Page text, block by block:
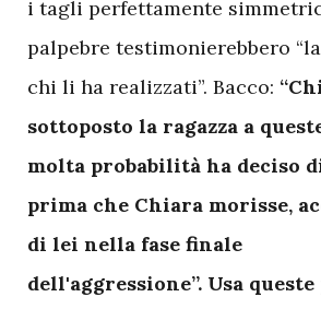
i tagli perfettamente
palpebre testimonierebbero
chi li ha realizzati”. Bacco:
sottoposto la ragazza a
molta probabilità ha deciso
prima che Chiara morisse,
di lei nella fase finale
dell'aggressione”. Usa